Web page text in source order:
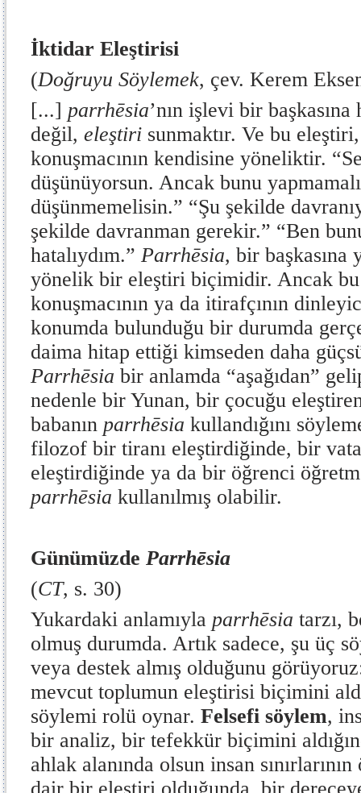
İktidar Eleştirisi
(Doğruyu Söylemek, çev. Kerem
[...] parrhēsia’nın işlevi bir
değil, eleştiri sunmaktır. Ve bu
konuşmacının kendisine yöneliktir.
düşünüyorsun. Ancak bunu
düşünmemelisin.” “Şu şekilde
şekilde davranman gerekir.” “Ben
hatalıydım.” Parrhēsia, bir başkasına
yönelik bir eleştiri biçimidir. Ancak
konuşmacının ya da itirafçının
konumda bulunduğu bir durumda
daima hitap ettiği kimseden daha
Parrhēsia bir anlamda “aşağıdan”
nedenle bir Yunan, bir çocuğu
babanın parrhēsia kullandığını
filozof bir tiranı eleştirdiğinde, bir
eleştirdiğinde ya da bir öğrenci
parrhēsia kullanılmış olabilir.
Günümüzde Parrhēsia
(CT, s. 30)
Yukardaki anlamıyla parrhēsia tarzı,
olmuş durumda. Artık sadece, şu üç
veya destek almış olduğunu
mevcut toplumun eleştirisi biçimini
söylemi rolü oynar. Felsefi söylem,
bir analiz, bir tefekkür biçimini
ahlak alanında olsun insan